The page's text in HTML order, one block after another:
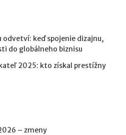
odvetví: keď spojenie dizajnu,
do globálneho biznisu
2025: kto získal prestížny
– zmeny